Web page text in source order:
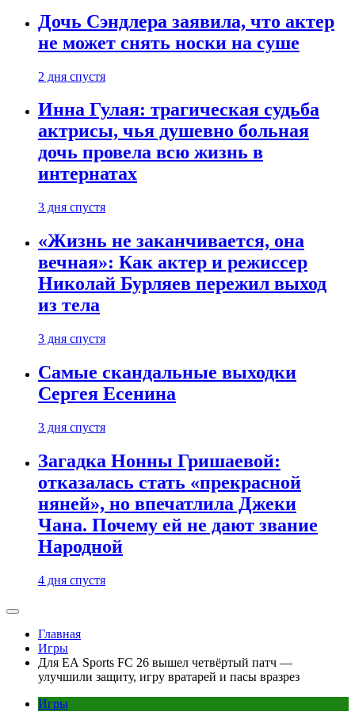
Дочь Сэндлера заявила, что актер
не может снять носки на суше
2 дня спустя
Инна Гулая: трагическая судьба
актрисы, чья душевно больная
дочь провела всю жизнь в
интернатах
3 дня спустя
«Жизнь не заканчивается, она
вечная»: Как актер и режиссер
Николай Бурляев пережил выход
из тела
3 дня спустя
Самые скандальные выходки
Сергея Есенина
3 дня спустя
Загадка Нонны Гришаевой:
отказалась стать «прекрасной
няней», но впечатлила Джеки
Чана. Почему ей не дают звание
Народной
4 дня спустя
Главная
Игры
Для EA Sports FC 26 вышел четвёртый патч —
улучшили защиту, игру вратарей и пасы вразрез
Игры